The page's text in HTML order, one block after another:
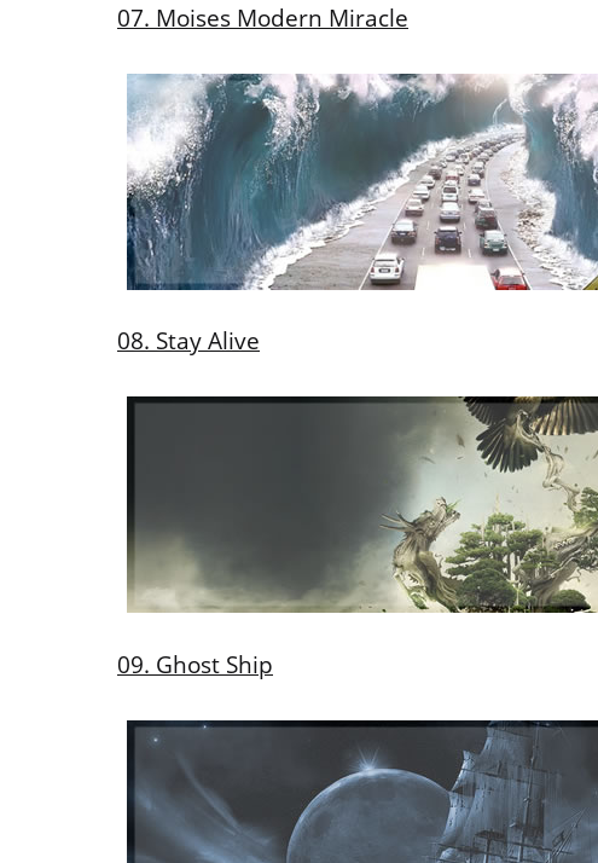
07. Moises Modern Miracle
08. Stay Alive
09. Ghost Ship